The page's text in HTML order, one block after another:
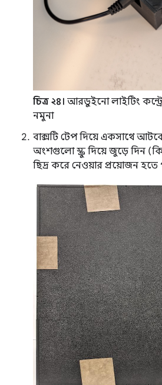
চিত্র ২৪। আরডুইনো লাইটিং
নমুনা
বাক্সটি টেপ দিয়ে একসাথে
অংশগুলো স্ক্রু দিয়ে জুড়ে দিন
ছিদ্র করে নেওয়ার প্রয়োজন হতে